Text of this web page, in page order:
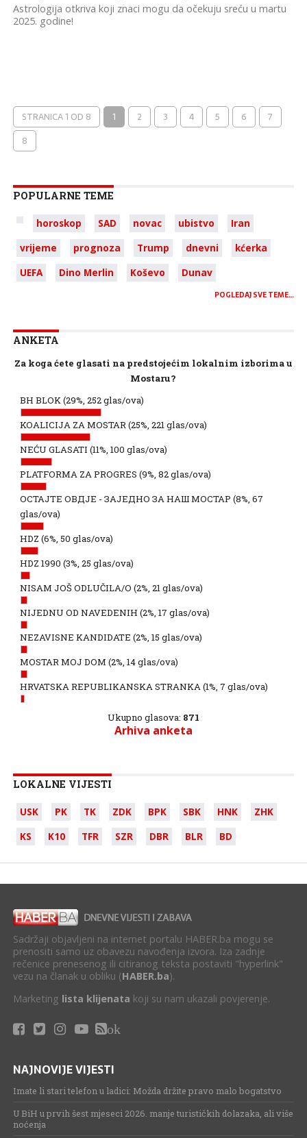
Astrologija otkriva koji znaci mogu da očekuju sreću u martu
2025. godine!
STRANICA 1 OD 8 1 2 3 4 5 6
7
8
POPULARNE TEME
horoskop SAD novac ubistvo
Iran
vrijeme
prognoza Trump dnevni
kćerka
UEFA
Dino Merlin Koševo Dunav
POGLEDAJ SVE TEME…
ANKETA
Za koga ćete glasati na predstojećim lokalnim izborima u
Mostaru?
BH BLOK(29%, 252 glas/ova)
KOALICIJA ZA MOSTAR(25%, 221 glas/ova)
NEĆU GLASATI (11%, 100 glas/ova)
PLATFORMA ZA PROGRES (9%, 82 glas/ova)
ОСТАЈТЕ ОВДЈЕ - ЗАЈЕДНО ЗА НАШ МОСТАР (8%, 67
glas/ova)
HDZ (6%, 50 glas/ova)
HDZ 1990 (3%, 25 glas/ova)
NISAM JOŠ ODLUČILA/O (2%, 21 glas/ova)
NIJEDNU OD NAVEDENIH (2%, 17 glas/ova)
NEZAVISNE KANDIDATE (2%, 15 glas/ova)
MOSTAR MOJ DOM (2%, 14 glas/ova)
HRVATSKA REPUBLIKANSKA STRANKA(1%, 7 glas/ova)
Ukupno glasova: 871
Arhiva anketa
LOKALNE VIJESTI
USK PK TK ZDK BPK SBK HNK
ZHK
KS
K10 TFR SZR DBR BLR BD
Sadržaji objavljeni na internet portalu HABER.ba mogu se
prenositi samo uz obavezu navođenja izvora. Iza zadnje
rečenice prenesenog ili citiranog teksta postaviti "hyperlink"
vezu na članak u obliku (HABER.ba).
Marketing lista klijenata koji su nam ukazali povjerenje.
ok
NAJNOVIJE VIJESTI
Imate li stari telefon u ladici: Možda držite pravo malo bogatstvo
U BiH u prvih šest mjeseci 2026. manje turističkih dolazaka, ali više
noćenja